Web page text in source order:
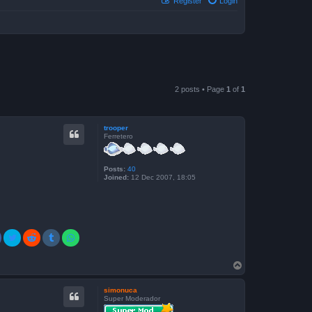
2 posts • Page 1 of 1
trooper
Ferretero
Posts: 40
Joined: 12 Dec 2007, 18:05
o
p
simonuca
Super Moderador